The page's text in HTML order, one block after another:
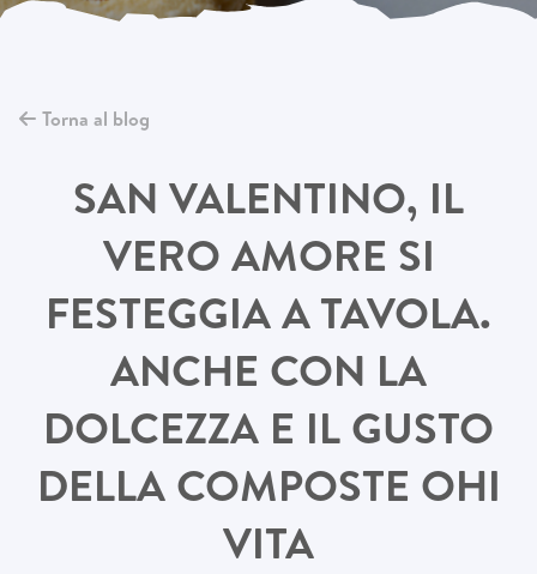
Torna al blog
SAN VALENTINO, IL
VERO AMORE SI
FESTEGGIA A TAVOLA.
ANCHE CON LA
DOLCEZZA E IL GUSTO
DELLA COMPOSTE OHI
VITA